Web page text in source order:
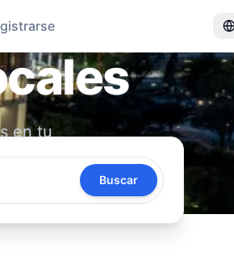
en tu
tu
Buscar